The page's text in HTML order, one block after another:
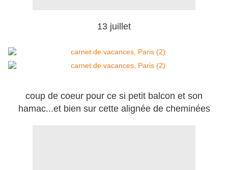
13 juillet
coup de coeur pour ce si petit balcon et son
hamac...et bien sur cette alignée de cheminées